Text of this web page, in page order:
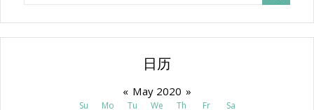
日历
« May 2020 »
Su Mo Tu We Th Fr Sa